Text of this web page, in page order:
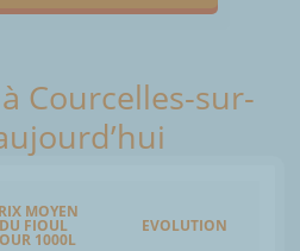
Courcelles-sur-
MOYEN
DU FIOUL
1000L
EVOLUTION